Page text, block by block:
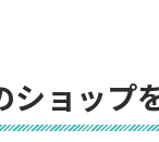
ショップ